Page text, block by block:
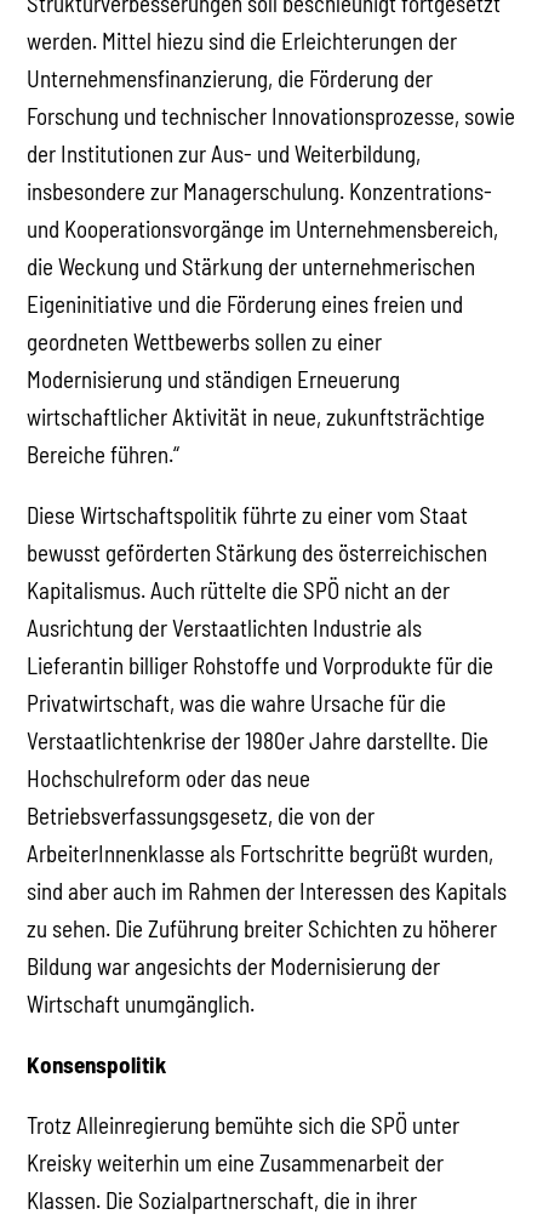
werden. Mittel hiezu sind die Erleichterungen der
Unternehmensfinanzierung, die Förderung der
Forschung und technischer Innovationsprozesse, sowie
der Institutionen zur Aus- und Weiterbildung,
insbesondere zur Managerschulung. Konzentrations-
und Kooperationsvorgänge im Unternehmensbereich,
die Weckung und Stärkung der unternehmerischen
Eigeninitiative und die Förderung eines freien und
geordneten Wettbewerbs sollen zu einer
Modernisierung und ständigen Erneuerung
wirtschaftlicher Aktivität in neue, zukunftsträchtige
Bereiche führen.“
Diese Wirtschaftspolitik führte zu einer vom Staat
bewusst geförderten Stärkung des österreichischen
Kapitalismus. Auch rüttelte die SPÖ nicht an der
Ausrichtung der Verstaatlichten Industrie als
Lieferantin billiger Rohstoffe und Vorprodukte für die
Privatwirtschaft, was die wahre Ursache für die
Verstaatlichtenkrise der 1980er Jahre darstellte. Die
Hochschulreform oder das neue
Betriebsverfassungsgesetz, die von der
ArbeiterInnenklasse als Fortschritte begrüßt wurden,
sind aber auch im Rahmen der Interessen des Kapitals
zu sehen. Die Zuführung breiter Schichten zu höherer
Bildung war angesichts der Modernisierung der
Wirtschaft unumgänglich.
Konsenspolitik
Trotz Alleinregierung bemühte sich die SPÖ unter
Kreisky weiterhin um eine Zusammenarbeit der
Klassen. Die Sozialpartnerschaft, die in ihrer